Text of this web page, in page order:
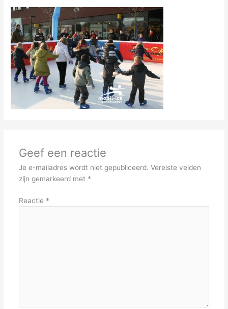
Geef een reactie
Je e-mailadres wordt niet gepubliceerd. Vereiste velden
zijn gemarkeerd met *
Reactie *